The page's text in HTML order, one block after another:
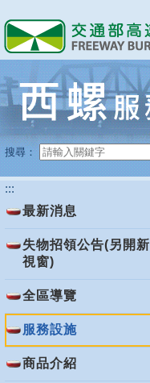
到
主
要
容
搜尋：
:::
最新消息
失物招領公告(另開新
視窗)
全區導覽
服務設施
商品介紹